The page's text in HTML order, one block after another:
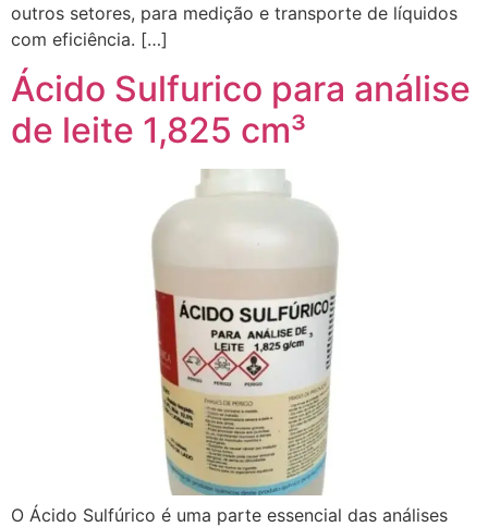
outros setores, para medição e transporte de líquidos
com eficiência. […]
Ácido Sulfurico para análise
de leite 1,825 cm³
O Ácido Sulfúrico é uma parte essencial das análises